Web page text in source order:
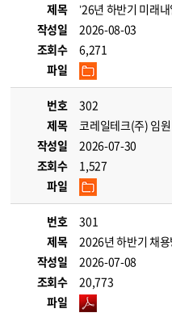
제목
’26년 하반기 미래
작성일
2026-08-03
조회수
6,271
파일
번호
302
제목
코레일테크(주) 임
작성일
2026-07-30
조회수
1,527
파일
번호
301
제목
2026년 하반기 채
작성일
2026-07-08
조회수
20,773
파일